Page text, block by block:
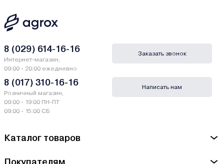
Каталог товаров
Покупателям
8 (029) 614-16-16
Интернет-магазин,
09:00 - 20:00 ежедневно
8 (017) 310-16-16
Розничный магазин,
09:00 - 19:00 ПН-ПТ
09:00 - 15:00 СБ
Заказать звонок
Написать нам